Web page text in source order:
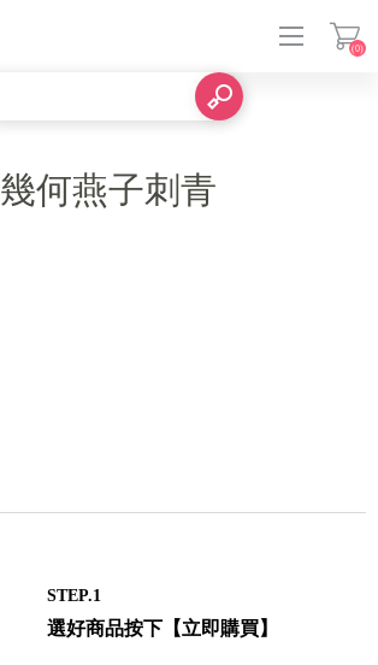
(0)
幾何燕子刺青
STEP.1
選好商品按下【立即購買】